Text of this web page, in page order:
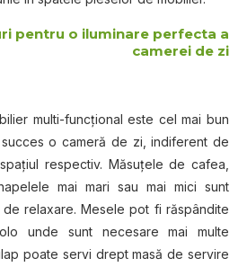
pentru o iluminare perfecta a
camerei de zi
multi-funcțional este cel mai bun
o cameră de zi, indiferent de
respectiv. Măsuţele de cafea,
mai mari sau mai mici sunt
relaxare. Mesele pot fi răspândite
unde sunt necesare mai multe
poate servi drept masă de servire